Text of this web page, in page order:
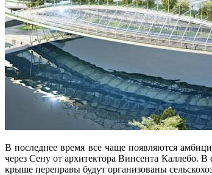
В последнее время все чаще появляются
через Сену от архитектора Винсента Каллебо.
крыше переправы будут организованы